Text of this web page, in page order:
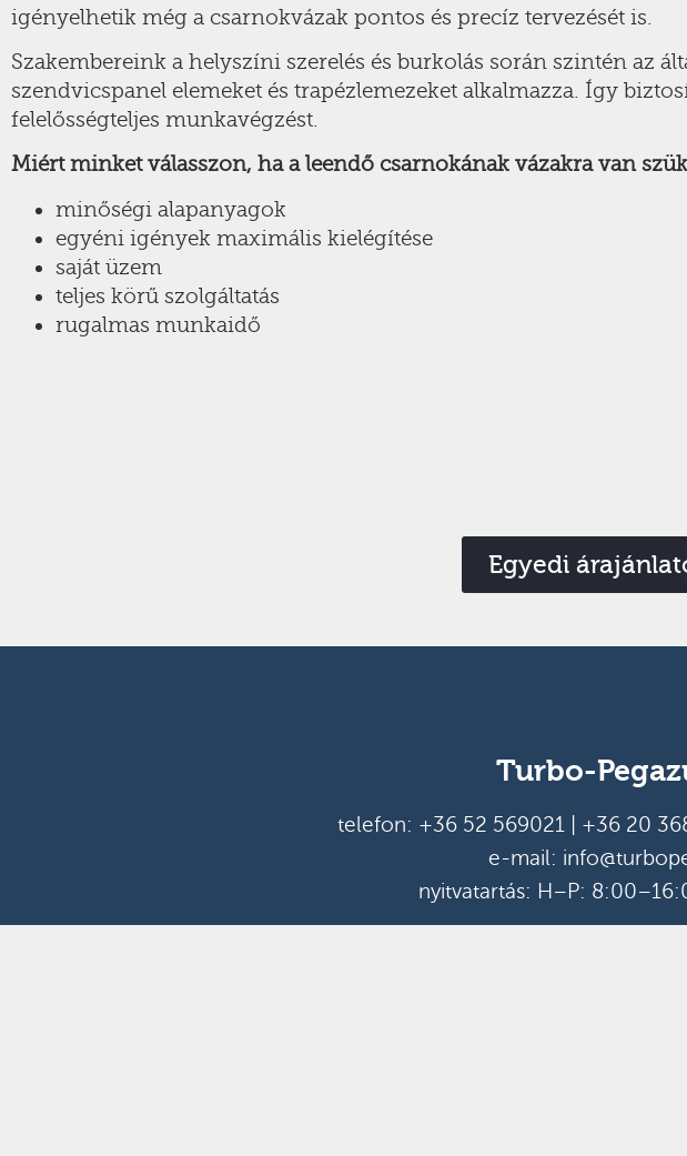
igényelhetik még a csarnokvázak pontos és precíz tervezését is.
Szakembereink a helyszíni szerelés és burkolás során szintén az
szendvicspanel elemeket és trapézlemezeket alkalmazza. Így
felelősségteljes munkavégzést.
Miért minket válasszon, ha a leendő csarnokának vázakra van
minőségi alapanyagok
egyéni igények maximális kielégítése
saját üzem
teljes körű szolgáltatás
rugalmas munkaidő
Egyedi
Turbo-
telefon: +36 52 569021| +36 20
e-mail:
nyitvatartás: H–P: